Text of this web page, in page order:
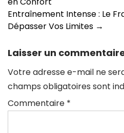
des
articles
Entraînement Intense : Le
Dépasser Vos Limites →
Laisser un
Votre adresse e-mail ne
champs obligatoires sont
Commentaire *